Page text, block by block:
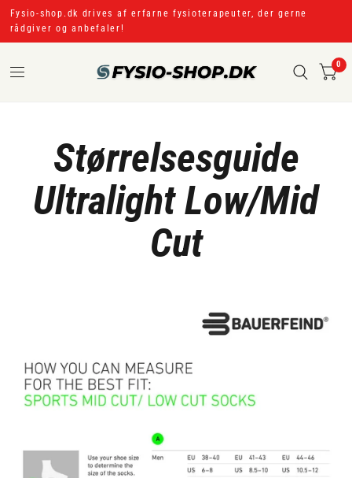
Fysio-shop.dk drives af erfarne fysioterapeuter, der gerne
rådgiver og anbefaler!
0
Størrelsesguide
Ultralight Low/Mid
Cut